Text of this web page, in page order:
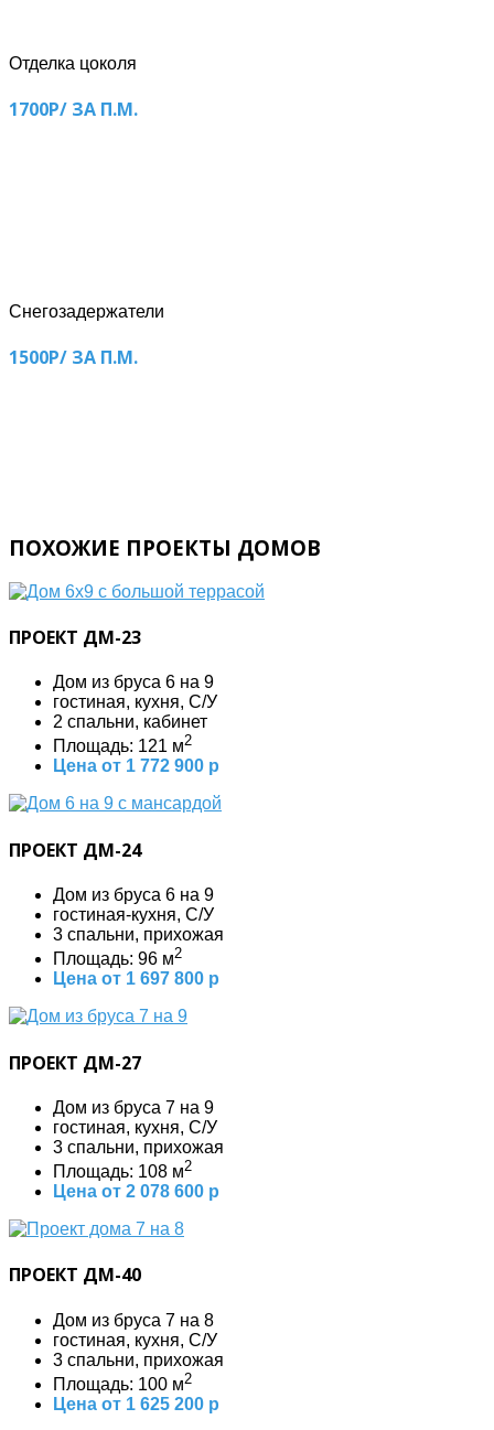
Отделка цоколя
1700Р/ ЗА П.М.
Снегозадержатели
1500Р/ ЗА П.М.
ПОХОЖИЕ ПРОЕКТЫ ДОМОВ
ПРОЕКТ ДМ-23
Дом из бруса 6 на 9
гостиная, кухня, С/У
2 спальни, кабинет
Площадь: 121 м2
Цена от 1 772 900 р
ПРОЕКТ ДМ-24
Дом из бруса 6 на 9
гостиная-кухня, С/У
3 спальни, прихожая
Площадь: 96 м2
Цена от 1 697 800 р
ПРОЕКТ ДМ-27
Дом из бруса 7 на 9
гостиная, кухня, С/У
3 спальни, прихожая
Площадь: 108 м2
Цена от 2 078 600 р
ПРОЕКТ ДМ-40
Дом из бруса 7 на 8
гостиная, кухня, С/У
3 спальни, прихожая
Площадь: 100 м2
Цена от 1 625 200 р